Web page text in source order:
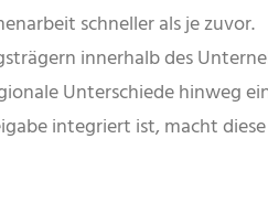
schneller als je zuvor.
innerhalb des
Unterschiede hinweg
integriert ist, macht diese